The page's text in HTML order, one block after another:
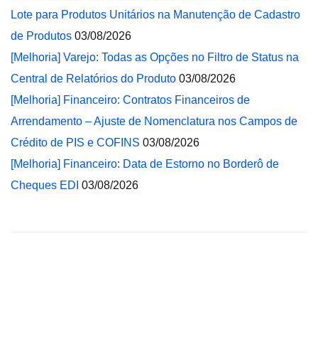
Lote para Produtos Unitários na Manutenção de Cadastro
de Produtos 03/08/2026
[Melhoria] Varejo: Todas as Opções no Filtro de Status na
Central de Relatórios do Produto 03/08/2026
[Melhoria] Financeiro: Contratos Financeiros de
Arrendamento – Ajuste de Nomenclatura nos Campos de
Crédito de PIS e COFINS 03/08/2026
[Melhoria] Financeiro: Data de Estorno no Borderô de
Cheques EDI 03/08/2026